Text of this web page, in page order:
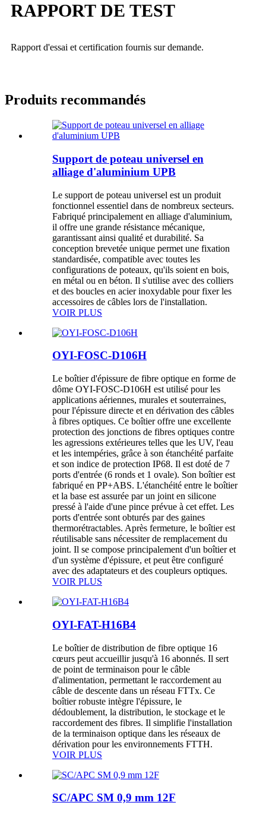
RAPPORT DE TEST
Rapport d'essai et certification fournis sur demande.
Produits recommandés
Support de poteau universel en
alliage d'aluminium UPB
Le support de poteau universel est un produit
fonctionnel essentiel dans de nombreux secteurs.
Fabriqué principalement en alliage d'aluminium,
il offre une grande résistance mécanique,
garantissant ainsi qualité et durabilité. Sa
conception brevetée unique permet une fixation
standardisée, compatible avec toutes les
configurations de poteaux, qu'ils soient en bois,
en métal ou en béton. Il s'utilise avec des colliers
et des boucles en acier inoxydable pour fixer les
accessoires de câbles lors de l'installation.
VOIR PLUS
OYI-FOSC-D106H
Le boîtier d'épissure de fibre optique en forme de
dôme OYI-FOSC-D106H est utilisé pour les
applications aériennes, murales et souterraines,
pour l'épissure directe et en dérivation des câbles
à fibres optiques. Ce boîtier offre une excellente
protection des jonctions de fibres optiques contre
les agressions extérieures telles que les UV, l'eau
et les intempéries, grâce à son étanchéité parfaite
et son indice de protection IP68. Il est doté de 7
ports d'entrée (6 ronds et 1 ovale). Son boîtier est
fabriqué en PP+ABS. L'étanchéité entre le boîtier
et la base est assurée par un joint en silicone
pressé à l'aide d'une pince prévue à cet effet. Les
ports d'entrée sont obturés par des gaines
thermorétractables. Après fermeture, le boîtier est
réutilisable sans nécessiter de remplacement du
joint. Il se compose principalement d'un boîtier et
d'un système d'épissure, et peut être configuré
avec des adaptateurs et des coupleurs optiques.
VOIR PLUS
OYI-FAT-H16B4
Le boîtier de distribution de fibre optique 16
cœurs peut accueillir jusqu'à 16 abonnés. Il sert
de point de terminaison pour le câble
d'alimentation, permettant le raccordement au
câble de descente dans un réseau FTTx. Ce
boîtier robuste intègre l'épissure, le
dédoublement, la distribution, le stockage et le
raccordement des fibres. Il simplifie l'installation
de la terminaison optique dans les réseaux de
dérivation pour les environnements FTTH.
VOIR PLUS
SC/APC SM 0,9 mm 12F